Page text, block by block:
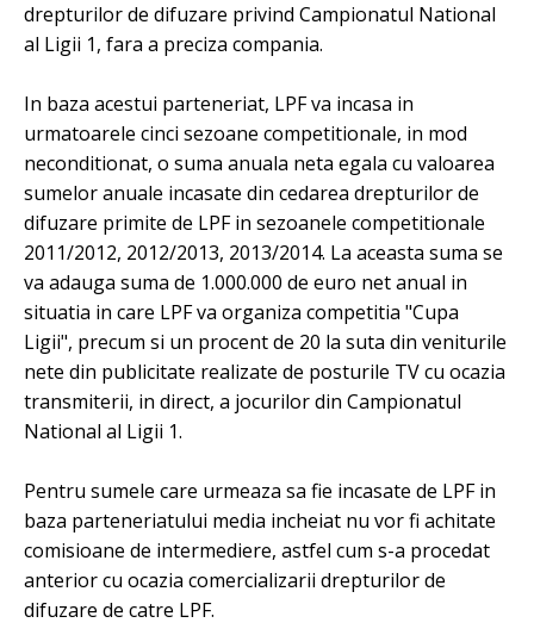
drepturilor de difuzare privind Campionatul National
al Ligii 1, fara a preciza compania.
In baza acestui parteneriat, LPF va incasa in
urmatoarele cinci sezoane competitionale, in mod
neconditionat, o suma anuala neta egala cu valoarea
sumelor anuale incasate din cedarea drepturilor de
difuzare primite de LPF in sezoanele competitionale
2011/2012, 2012/2013, 2013/2014. La aceasta suma se
va adauga suma de 1.000.000 de euro net anual in
situatia in care LPF va organiza competitia "Cupa
Ligii", precum si un procent de 20 la suta din veniturile
nete din publicitate realizate de posturile TV cu ocazia
transmiterii, in direct, a jocurilor din Campionatul
National al Ligii 1.
Pentru sumele care urmeaza sa fie incasate de LPF in
baza parteneriatului media incheiat nu vor fi achitate
comisioane de intermediere, astfel cum s-a procedat
anterior cu ocazia comercializarii drepturilor de
difuzare de catre LPF.